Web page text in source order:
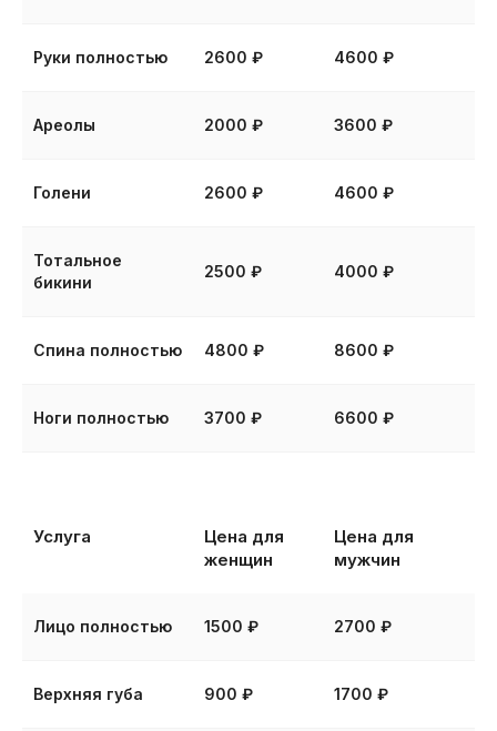
Руки полностью 2600 ₽ 4600 ₽
Ареолы 2000 ₽ 3600 ₽
Голени 2600 ₽ 4600 ₽
Тотальное
бикини
2500 ₽ 4000 ₽
Спина полностью 4800 ₽ 8600 ₽
Ноги полностью 3700 ₽ 6600 ₽
Услуга
Цена для
женщин
Цена для
мужчин
Лицо полностью 1500 ₽ 2700 ₽
Верхняя губа 900 ₽ 1700 ₽
Все современные аппараты
до 10 вспышек в секунду.
Быстро
для ваших близких
сертификаты